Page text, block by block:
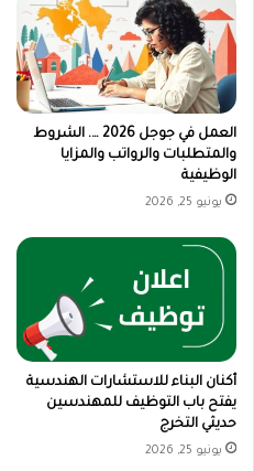
العمل في جوجل 2026 …. الشروط
والمتطلبات والرواتب والمزايا
الوظيفية
يونيو 25, 2026
أكنان البناء للاستشارات الهندسية
يفتح باب التوظيف للمهندسين
حديثي التخرج
يونيو 25, 2026